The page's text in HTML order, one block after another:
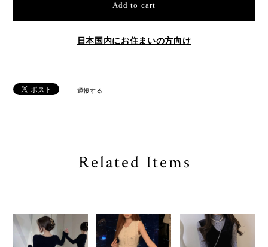
Add to cart
日本国内にお住まいの方向け
通報する
Related Items